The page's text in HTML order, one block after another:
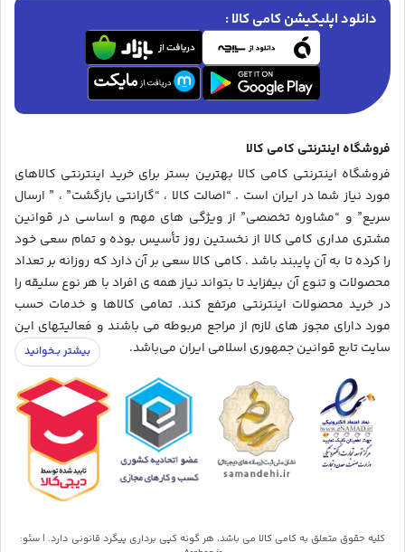
دانلود اپلیکیشن کامی کالا :
فروشگاه اینترنتی کامی کالا
فروشگاه اینترنتی کامی کالا بهترین بستر برای خرید اینترنتی کالاهای
مورد نیاز شما در ایران است . “اصالت کالا ، “گارانتی بازگشت” ، ” ارسال
سریع” و “مشاوره تخصصی” از ویژگی های مهم و اساسی در قوانین
مشتری مداری کامی کالا از نخستین روز تأسیس بوده و تمام سعی خود
را کرده تا به آن پایبند باشد . کامی کالا سعی بر آن دارد که روزانه بر تعداد
محصولات و تنوع آن بیفزاید تا بتواند نیاز همه ی افراد با هر نوع سلیقه را
در خرید محصولات اینترنتی مرتفع کند. تمامی کالاها و خدمات حسب
مورد دارای مجوز های لازم از مراجع مربوطه می باشند و فعالیتهای این
سایت تابع قوانین جمهوری اسلامی ایران می‌باشد.
کلیه حقوق متعلق به کامی کالا می باشد، هر گونه کپی برداری پیگرد قانونی دارد. | سئو: